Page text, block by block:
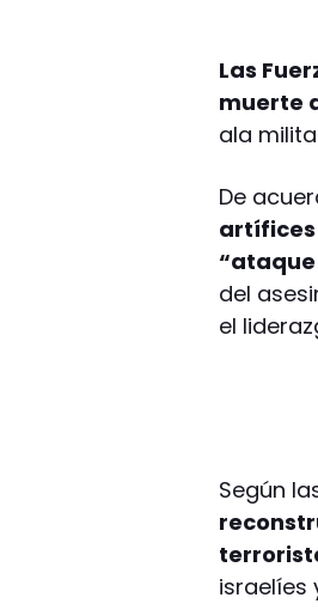
Las
muerte
ala
De
artífices
del
el
Según
israelíes